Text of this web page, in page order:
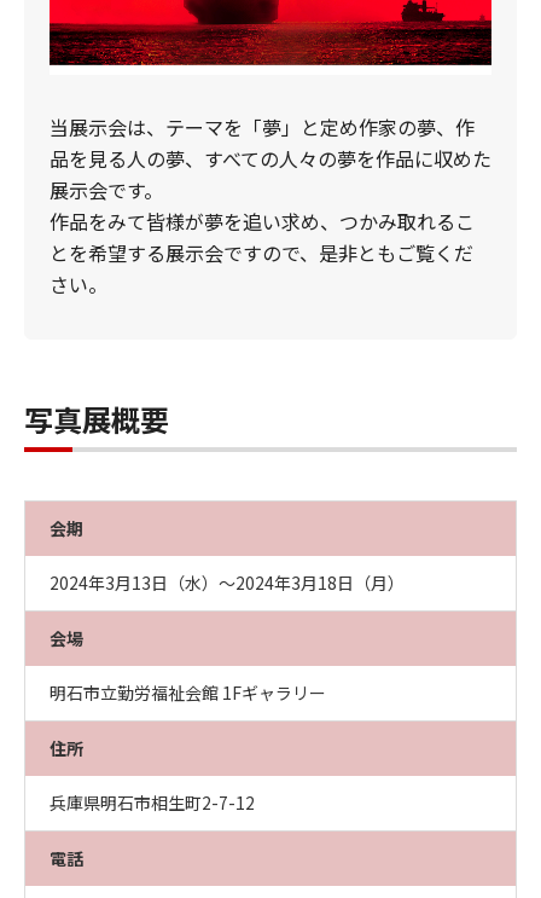
当展示会は、テーマを「夢」と定め作家の夢、作
品を見る人の夢、すべての人々の夢を作品に収めた
展示会です。
作品をみて皆様が夢を追い求め、つかみ取れるこ
とを希望する展示会ですので、是非ともご覧くだ
さい。
写真展概要
会期
2024年3月13日（水）～2024年3月18日（月）
会場
明石市立勤労福祉会館 1Fギャラリー
住所
兵庫県明石市相生町2-7-12
電話